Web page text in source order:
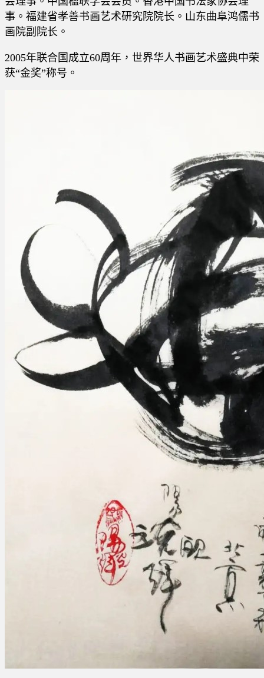
事。福建省孝善书画艺术研究院院长。山东曲阜鸿儒书
画院副院长。
2005年联合国成立60周年，世界华人书画艺术盛典中荣
获“金奖”称号。